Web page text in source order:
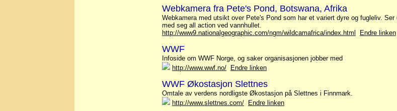
Webkamera fra Pete's Pond, Botswana, Afrika
Webkamera med utsikt over Pete's Pond som har et variert dyre og fugleliv.
med seg all action ved vannhullet.
http://www9.nationalgeographic.com/ngm/wildcamafrica/index.html
Endre linken
WWF
Infoside om WWF Norge, og saker organisasjonen jobber med
http://www.wwf.no/
Endre linken
WWF Økostasjon Slettnes
Omtale av verdens nordligste Økostasjon på Slettnes i Finnmark.
http://www.slettnes.com/
Endre linken